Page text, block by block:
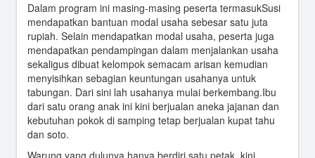
Dalam program ini masing-masing peserta termasukSusi
mendapatkan bantuan modal usaha sebesar satu juta
rupiah. Selain mendapatkan modal usaha, peserta juga
mendapatkan pendampingan dalam menjalankan usaha
sekaligus dibuat kelompok semacam arisan kemudian
menyisihkan sebagian keuntungan usahanya untuk
tabungan. Dari sini lah usahanya mulai berkembang.Ibu
dari satu orang anak ini kini berjualan aneka jajanan dan
kebutuhan pokok di samping tetap berjualan kupat tahu
dan soto.